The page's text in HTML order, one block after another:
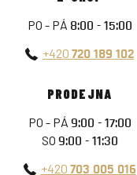
PO - PÁ 8:00 - 15:00
+420 720 189 102
PRODEJNA
PO - PÁ 9:00 - 17:00
SO 9:00 - 11:30
+420 703 005 016